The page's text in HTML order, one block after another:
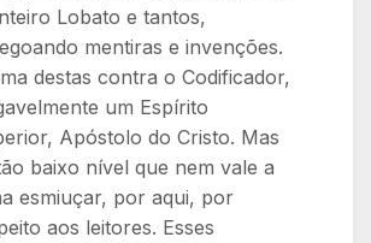
Lobato e tantos,
mentiras e invenções.
destas contra o Codificador,
um Espírito
Apóstolo do Cristo. Mas
baixo nível que nem vale a
esmiuçar, por aqui, por
aos leitores. Esses